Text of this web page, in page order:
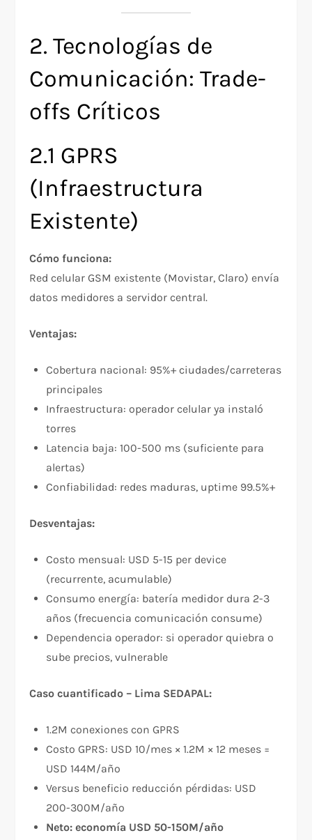
2. Tecnologías de
Comunicación: Trade-
offs Críticos
2.1 GPRS
(Infraestructura
Existente)
Cómo funciona:
Red celular GSM existente (Movistar, Claro) envía
datos medidores a servidor central.
Ventajas:
Cobertura nacional: 95%+ ciudades/carreteras
principales
Infraestructura: operador celular ya instaló
torres
Latencia baja: 100-500 ms (suficiente para
alertas)
Confiabilidad: redes maduras, uptime 99.5%+
Desventajas:
Costo mensual: USD 5-15 per device
(recurrente, acumulable)
Consumo energía: batería medidor dura 2-3
años (frecuencia comunicación consume)
Dependencia operador: si operador quiebra o
sube precios, vulnerable
Caso cuantificado – Lima SEDAPAL:
1.2M conexiones con GPRS
Costo GPRS: USD 10/mes × 1.2M × 12 meses =
USD 144M/año
Versus beneficio reducción pérdidas: USD
200-300M/año
Neto: economía USD 50-150M/año